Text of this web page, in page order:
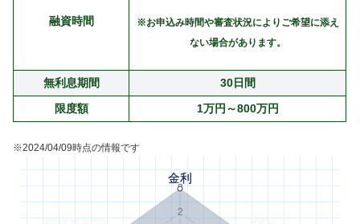
融資時間
※お申込み時間や審査状況によりご希望に添え
ない場合があります。
無利息期間
30日間
限度額
1万円～800万円
※2024/04/09時点の情報です